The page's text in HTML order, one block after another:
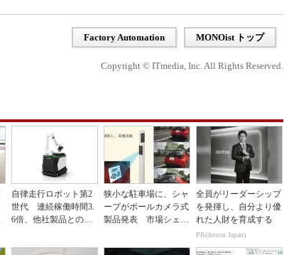
Factory Automation MONOist トップ
Copyright © ITmedia, Inc. All Rights Reserved.
自律走行ロボット第2
世代 連続稼働時間3.
6倍、他社製品との連
狭小な駐車場に、シャ
ープがポールカメラ式
製品発表 市場シェア
全員がリーダーシップ
を発揮し、自分より優
れた人財を育成する
PR(dentsu Japan)